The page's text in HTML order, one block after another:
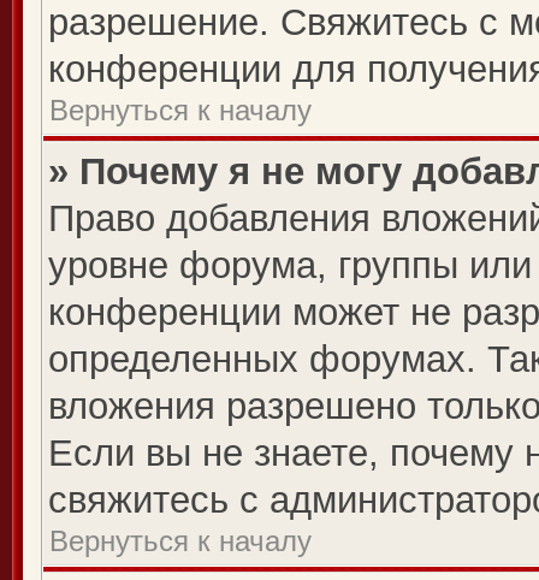
разрешение. Свяжитесь с
конференции для
Вернуться к началу
» Почему я не могу
Право добавления
уровне форума, группы
конференции может не
определенных форумах.
вложения разрешено
Если вы не знаете, почему
свяжитесь с
Вернуться к началу